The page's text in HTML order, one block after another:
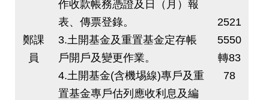
鄭課
員
作收款帳務憑證及日（月）報
表、傳票登錄。
3.土開基金及重置基金定存帳
戶開戶及變更作業。
4.土開基金(含機埸線)專戶及重
置基金專戶估列應收利息及編
2521
5550
轉83
78